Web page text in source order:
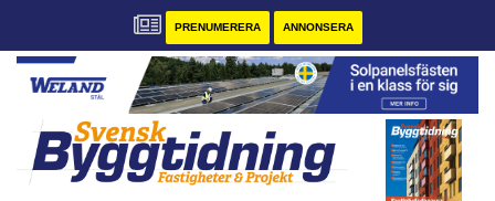
PRENUMERERA ANNONSERA